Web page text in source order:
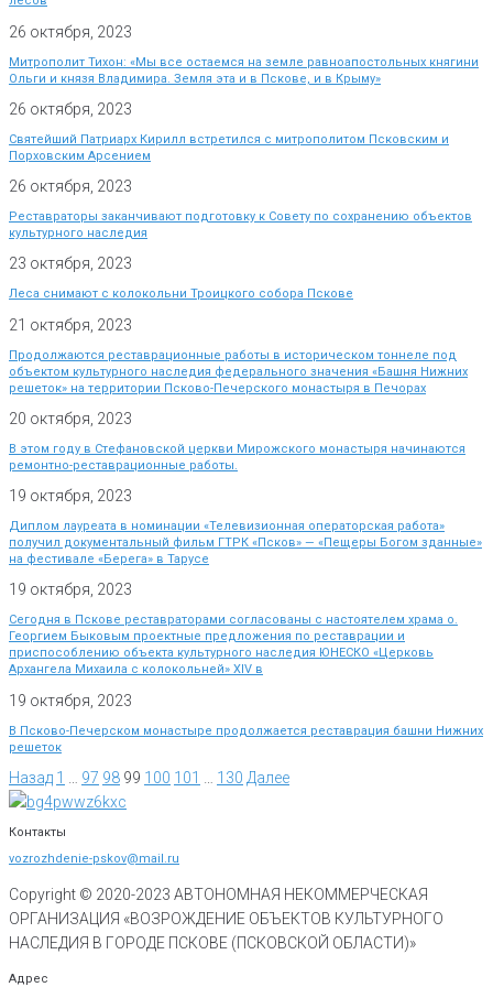
26 октября, 2023
Митрополит Тихон: «Мы все остаемся на земле равноапостольных княгини
Ольги и князя Владимира. Земля эта и в Пскове, и в Крыму»
26 октября, 2023
Святейший Патриарх Кирилл встретился с митрополитом Псковским и
Порховским Арсением
26 октября, 2023
Реставраторы заканчивают подготовку к Совету по сохранению объектов
культурного наследия
23 октября, 2023
Леса снимают с колокольни Троицкого собора Пскове
21 октября, 2023
Продолжаются реставрационные работы в историческом тоннеле под
объектом культурного наследия федерального значения «Башня Нижних
решеток» на территории Псково-Печерского монастыря в Печорах
20 октября, 2023
В этом году в Стефановской церкви Мирожского монастыря начинаются
ремонтно-реставрационные работы.
19 октября, 2023
Диплом лауреата в номинации «Телевизионная операторская работа»
получил документальный фильм ГТРК «Псков» — «Пещеры Богом зданные»
на фестивале «Берега» в Тарусе
19 октября, 2023
Сегодня в Пскове реставраторами согласованы с настоятелем храма о.
Георгием Быковым проектные предложения по реставрации и
приспособлению объекта культурного наследия ЮНЕСКО «Церковь
Архангела Михаила с колокольней» XIV в
19 октября, 2023
В Псково-Печерском монастыре продолжается реставрация башни Нижних
решеток
Назад 1 97 98 99 100 101 130 Далее
Контакты
vozrozhdenie-pskov@mail.ru
Copyright © 2020-2023 АВТОНОМНАЯ НЕКОММЕРЧЕСКАЯ
ОРГАНИЗАЦИЯ «ВОЗРОЖДЕНИЕ ОБЪЕКТОВ КУЛЬТУРНОГО
НАСЛЕДИЯ В ГОРОДЕ ПСКОВЕ (ПСКОВСКОЙ ОБЛАСТИ)»
Адрес